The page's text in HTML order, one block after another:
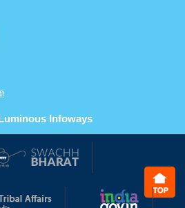
Infoways